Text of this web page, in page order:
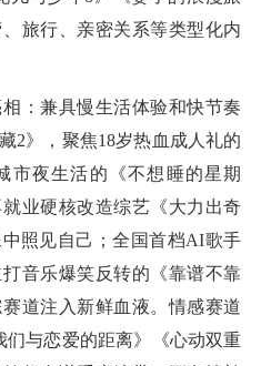
旅行、亲密关系等类型化内
兼具慢生活体验和快节奏
2》，聚焦18岁热血成人礼的
市夜生活的《不想睡的星期
业硬核改造综艺《大力出奇
照见自己；全国首档AI歌手
音乐爆笑反转的《靠谱不靠
道注入新鲜血液。情感赛道
们与恋爱的距离》《心动双重